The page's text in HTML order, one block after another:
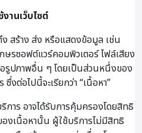
านเว็บไซต์
สร้าง ส่ง หรือแสดงข้อมูล เช่น
รซอฟต์แวร์คอมพิวเตอร์ ไฟล์เสียง
รูปภาพอื่น ๆ โดยเป็นส่วนหนึ่งของ
งต่อไปนี้จะเรียกว่า “เนื้อหา”
าร อาจได้รับการคุ้มครองโดยสิทธิ
เนื้อหานั้น ผู้ใช้บริการไม่มีสิทธิ